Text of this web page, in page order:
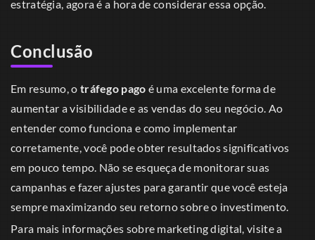
estratégia, agora é a hora de considerar essa opção.
Conclusão
Em resumo, o tráfego pago é uma excelente forma de
aumentar a visibilidade e as vendas do seu negócio. Ao
entender como funciona e como implementar
corretamente, você pode obter resultados significativos
em pouco tempo. Não se esqueça de monitorar suas
campanhas e fazer ajustes para garantir que você esteja
sempre maximizando seu retorno sobre o investimento.
Para mais informações sobre marketing digital, visite a